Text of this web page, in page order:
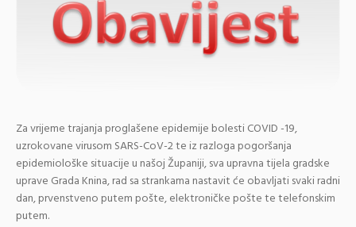
Za vrijeme trajanja proglašene epidemije bolesti COVID -19,
uzrokovane virusom SARS-CoV-2 te iz razloga pogoršanja
epidemiološke situacije u našoj Županiji, sva upravna tijela gradske
uprave Grada Knina, rad sa strankama nastavit će obavljati svaki radni
dan, prvenstveno putem pošte, elektroničke pošte te telefonskim
putem.